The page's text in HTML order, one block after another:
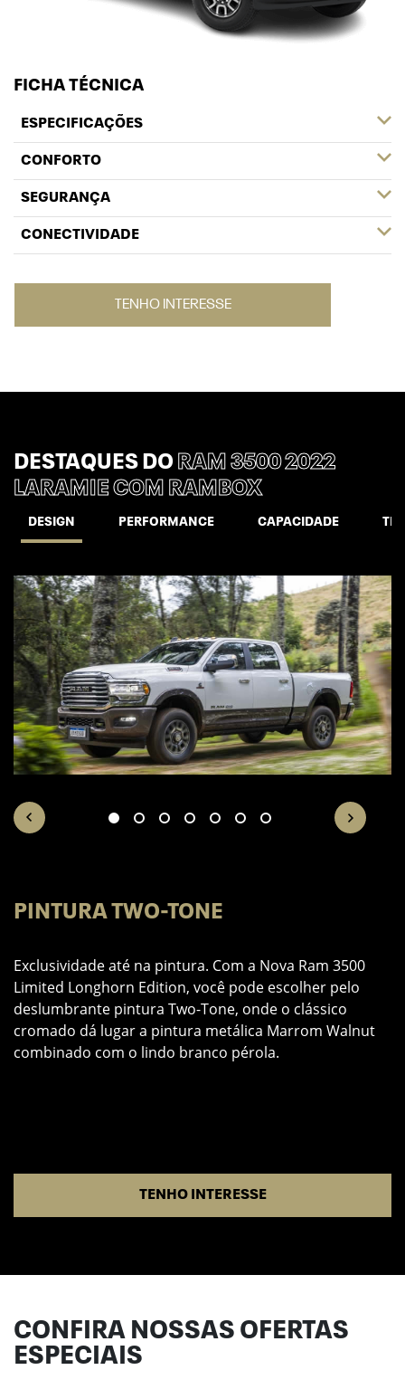
FICHA TÉCNICA
ESPECIFICAÇÕES
CONFORTO
SEGURANÇA
CONECTIVIDADE
TENHO INTERESSE
DESTAQUES DO RAM 3500 2022
LARAMIE COM RAMBOX
DESIGN PERFORMANCE CAPACIDADE
PINTURA TWO-TONE
Exclusividade até na pintura. Com a Nova Ram 3500
Limited Longhorn Edition, você pode escolher pelo
deslumbrante pintura Two-Tone, onde o clássico
cromado dá lugar a pintura metálica Marrom Walnut
combinado com o lindo branco pérola.
TENHO INTERESSE
CONFIRA NOSSAS OFERTAS
ESPECIAIS